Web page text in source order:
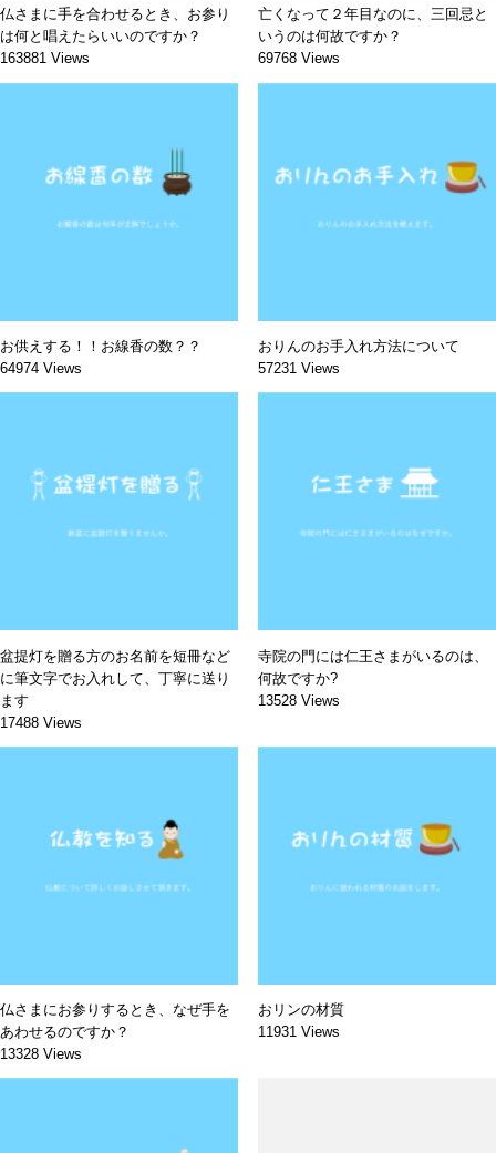
仏さまに手を合わせるとき、お参り
は何と唱えたらいいのですか？
163881 Views
亡くなって２年目なのに、三回忌と
いうのは何故ですか？
69768 Views
お供えする！！お線香の数？？
64974 Views
おりんのお手入れ方法について
57231 Views
盆提灯を贈る方のお名前を短冊など
に筆文字でお入れして、丁寧に送り
ます
17488 Views
寺院の門には仁王さまがいるのは、
何故ですか?
13528 Views
仏さまにお参りするとき、なぜ手を
あわせるのですか？
13328 Views
おリンの材質
11931 Views